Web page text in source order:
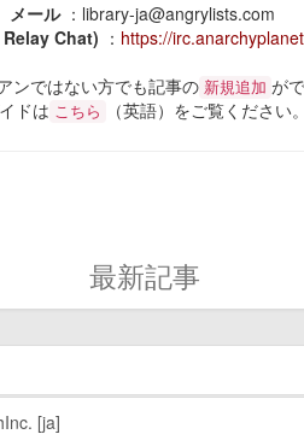
メール：library-ja@angrylists.com
Chat) ： https://
ンではない方でも記事の 新規追加 が
ドは こちら （英語）をご覧ください。
最新記事
[ja]